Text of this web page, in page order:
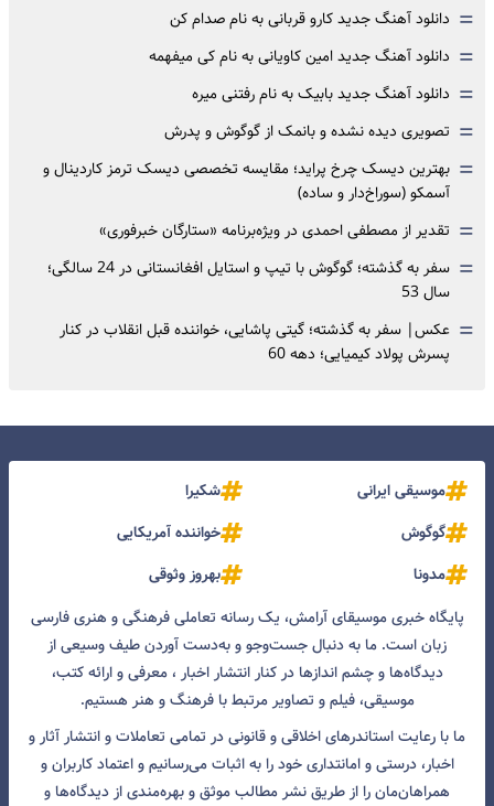
= دانلود آهنگ جدید کارو قربانی به نام صدام کن
= دانلود آهنگ جدید امین کاویانی به نام کی میفهمه
= دانلود آهنگ جدید بابیک به نام رفتنی میره
= تصویری دیده نشده و بانمک از گوگوش و پدرش
= بهترین دیسک چرخ پراید؛ مقایسه تخصصی دیسک ترمز کاردینال و
آسمکو (سوراخ‌دار و ساده)
= تقدیر از مصطفی احمدی در ویژه‌برنامه «ستارگان خبرفوری»
=
سفر به گذشته؛ گوگوش با تیپ و استایل افغانستانی در 24 سالگی؛
سال 53
= عکس| سفر به گذشته؛ گیتی پاشایی، خواننده قبل انقلاب در کنار
پسرش پولاد کیمیایی؛ دهه 60
موسیقی ایرانی
شکیرا
گوگوش
خواننده آمریکایی
مدونا
بهروز وثوقی
پایگاه خبری موسیقای آرامش، یک رسانه تعاملی فرهنگی و هنری فارسی
زبان است. ما به دنبال جست‌و‌جو و به‌دست آوردن طیف وسیعی از
دیدگاه‌ها و چشم انداز‌ها در کنار انتشار اخبار ، معرفی و ارائه کتب،
موسیقی، فیلم و تصاویر مرتبط با فرهنگ و هنر هستیم.
ما با رعایت استاندرهای اخلاقی و قانونی در تمامی تعاملات و انتشار آثار و
اخبار، درستی و امانتداری خود را به اثبات می‌رسانیم و اعتماد کاربران و
همراهان‌مان را از طریق نشر مطالب موثق و بهره‌مندی از دیدگاه‌ها و